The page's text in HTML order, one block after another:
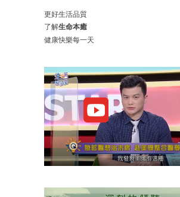
更好生活品質
了解生命本癒
健康快樂每一天